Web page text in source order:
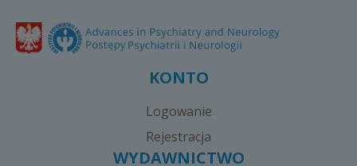
KONTO
Logowanie
Rejestracja
WYDAWNICTWO